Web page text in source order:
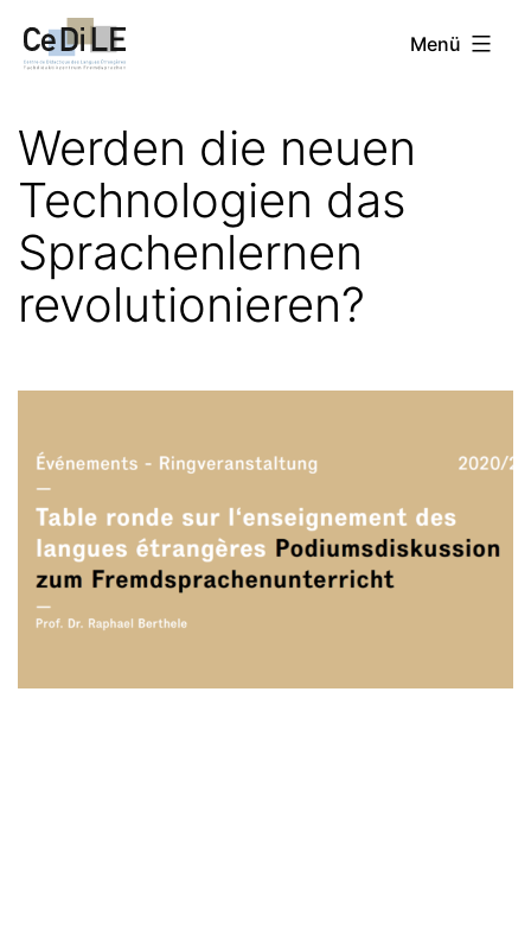
Inhalt
CeDiLE Menü
Werden die neuen
Technologien das
Sprachenlernen
revolutionieren?